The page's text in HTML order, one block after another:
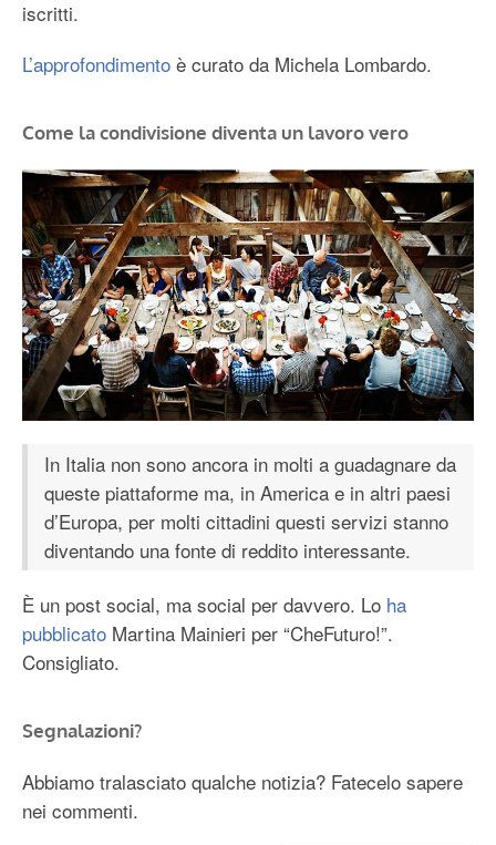
iscritti.
L’approfondimento è curato da Michela Lombardo.
Come la condivisione diventa un lavoro vero
In Italia non sono ancora in molti a guadagnare da
queste piattaforme ma, in America e in altri paesi
d’Europa, per molti cittadini questi servizi stanno
diventando una fonte di reddito interessante.
È un post social, ma social per davvero. Lo ha
pubblicato Martina Mainieri per “CheFuturo!”.
Consigliato.
Segnalazioni?
Abbiamo tralasciato qualche notizia? Fatecelo sapere
nei commenti.